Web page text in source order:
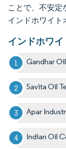
ことで、不安
インドホワイト
インドホワ
Gandhar
Savita Oil
Apar
Indian Oil